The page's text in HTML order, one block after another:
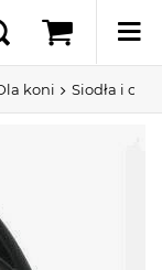
koni Siodła i